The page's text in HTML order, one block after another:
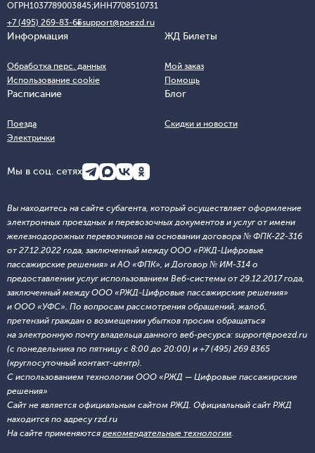
ОГРН1037789003845;ИНН7708510731
+7 (495) 269-83-65support@poezd.ru
Информация
Обработка перс. данных
Использование cookie
ЖД Билеты
Мой заказ
Помощь
Расписание
Поезда
Электрички
Блог
Скидки и новости
Мы в соц. сетях
Вы находитесь на сайте субагента, который осуществляет оформление
электронных проездных и перевозочных документов и услуг от имени
железнодорожных перевозчиков на основании договора № ФПК-22-316
от 27.12.2022 года, заключенный между ООО «РЖД-Цифровые
пассажирские решения» и АО «ФПК», и Договор № ИМ-314 о
предоставлении услуг использованием Веб-системы от 29.12.2017 года,
заключенный между ООО «РЖД-Цифровые пассажирские решения»
и ООО «УФС». По вопросам рассмотрения обращений, жалоб,
претензий граждан о возмещении убытков просим обращаться
на электронную почту владельца данного веб-ресурса: support@poezd.ru
(с понедельника по пятницу с 8:00 до 20:00) и +7 (495) 269 8365
(круглосуточный контакт-центр).
С использованием технологии ООО «РЖД — Цифровые пассажирские
решения»
Сайт не является официальным сайтом РЖД. Официальный сайт РЖД
находится по адресу rzd.ru
На сайте применяются рекомендательные технологии.